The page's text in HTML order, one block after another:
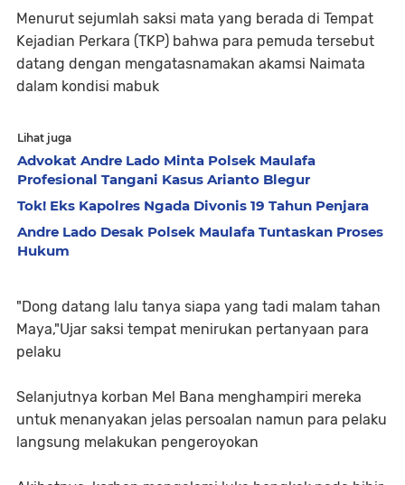
Menurut sejumlah saksi mata yang berada di Tempat
Kejadian Perkara (TKP) bahwa para pemuda tersebut
datang dengan mengatasnamakan akamsi Naimata
dalam kondisi mabuk
Lihat juga
Advokat Andre Lado Minta Polsek Maulafa
Profesional Tangani Kasus Arianto Blegur
Tok! Eks Kapolres Ngada Divonis 19 Tahun Penjara
Andre Lado Desak Polsek Maulafa Tuntaskan Proses
Hukum
"Dong datang lalu tanya siapa yang tadi malam tahan
Maya,"Ujar saksi tempat menirukan pertanyaan para
pelaku
Selanjutnya korban Mel Bana menghampiri mereka
untuk menanyakan jelas persoalan namun para pelaku
langsung melakukan pengeroyokan